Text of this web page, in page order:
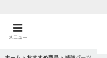
メニュー